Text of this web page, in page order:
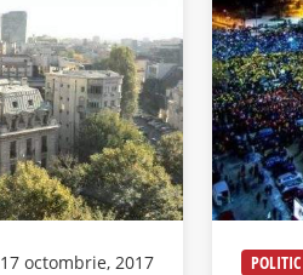
17 octombrie, 2017 POLITIC